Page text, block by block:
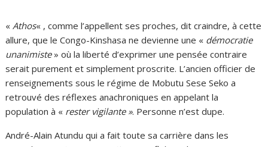
«Athos« , comme l’appellent ses proches, dit craindre, à cette
allure, que le Congo-Kinshasa ne devienne une « démocratie
unanimiste» où la liberté d’exprimer une pensée contraire
serait purement et simplement proscrite. L’ancien officier de
renseignements sous le régime de Mobutu Sese Seko a
retrouvé des réflexes anachroniques en appelant la
population à « rester vigilante ». Personne n’est dupe.
André-Alain Atundu qui a fait toute sa carrière dans les